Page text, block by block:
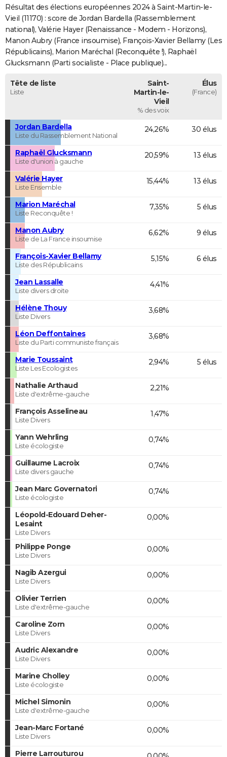
AVIS DE DÉCÈS
FORUM
Bricolage
Lifestyle
Culture
Sport
Auto
Television
Voyage
Cinema
Résultat des élections européennes 2024 à Saint-Martin-le-
Vieil (11170) : score de Jordan Bardella (Rassemblement
national), Valérie Hayer (Renaissance - Modem - Horizons),
Manon Aubry (France insoumise), François-Xavier Bellamy (Les
Républicains), Marion Maréchal (Reconquête !), Raphaël
Glucksmann (Parti socialiste - Place publique)...
Tête de liste
Liste
Saint-
Martin-le-
Vieil
% des voix
Élus
(France)
Jordan Bardella
Liste du Rassemblement National
24,26% 30 élus
Raphaël Glucksmann
Liste d'union à gauche
20,59% 13 élus
Valérie Hayer
Liste Ensemble
15,44% 13 élus
Marion Maréchal
Liste Reconquête !
7,35% 5 élus
Manon Aubry
Liste de La France insoumise
6,62% 9 élus
François-Xavier Bellamy
Liste des Républicains
5,15% 6 élus
Jean Lassalle
Liste divers droite
4,41%
Hélène Thouy
Liste Divers
3,68%
Léon Deffontaines
Liste du Parti communiste français
3,68%
Marie Toussaint
Liste Les Ecologistes
2,94% 5 élus
Nathalie Arthaud
Liste d'extrême-gauche
2,21%
François Asselineau
Liste Divers
1,47%
Yann Wehrling
Liste écologiste
0,74%
Guillaume Lacroix
Liste divers gauche
0,74%
Jean Marc Governatori
Liste écologiste
0,74%
Léopold-Edouard Deher-
Lesaint
Liste Divers
0,00%
Philippe Ponge
Liste Divers
0,00%
Nagib Azergui
Liste Divers
0,00%
Olivier Terrien
Liste d'extrême-gauche
0,00%
Caroline Zorn
Liste Divers
0,00%
Audric Alexandre
Liste Divers
0,00%
Marine Cholley
Liste écologiste
0,00%
Michel Simonin
Liste d'extrême-gauche
0,00%
Jean-Marc Fortané
Liste Divers
0,00%
Pierre Larrouturou